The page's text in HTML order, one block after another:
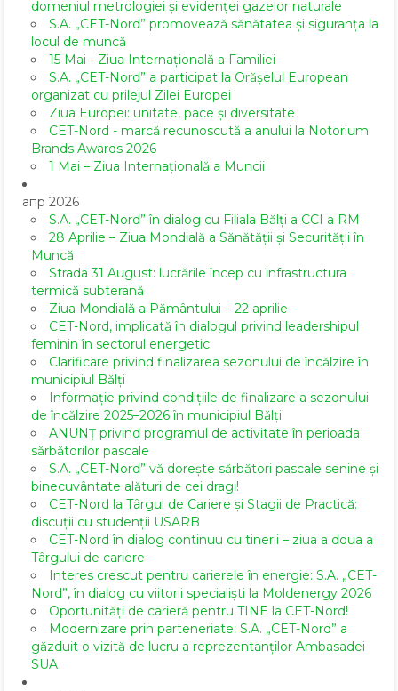
domeniul metrologiei și evidenței gazelor naturale
S.A. „CET-Nord” promovează sănătatea și siguranța la
locul de muncă
15 Mai - Ziua Internațională a Familiei
S.A. „CET-Nord” a participat la Orășelul European
organizat cu prilejul Zilei Europei
Ziua Europei: unitate, pace și diversitate
CET-Nord - marcă recunoscută a anului la Notorium
Brands Awards 2026
1 Mai – Ziua Internațională a Muncii
апр 2026
S.A. „CET-Nord” în dialog cu Filiala Bălți a CCI a RM
28 Aprilie – Ziua Mondială a Sănătății și Securității în
Muncă
Strada 31 August: lucrările încep cu infrastructura
termică subterană
Ziua Mondială a Pământului – 22 aprilie
CET-Nord, implicată în dialogul privind leadershipul
feminin în sectorul energetic.
Clarificare privind finalizarea sezonului de încălzire în
municipiul Bălți
Informație privind condițiile de finalizare a sezonului
de încălzire 2025–2026 în municipiul Bălți
ANUNȚ privind programul de activitate în perioada
sărbătorilor pascale
S.A. „CET-Nord” vă dorește sărbători pascale senine și
binecuvântate alături de cei dragi!
CET-Nord la Târgul de Cariere și Stagii de Practică:
discuții cu studenții USARB
CET-Nord în dialog continuu cu tinerii – ziua a doua a
Târgului de cariere
Interes crescut pentru carierele în energie: S.A. „CET-
Nord”, în dialog cu viitorii specialiști la Moldenergy 2026
Oportunități de carieră pentru TINE la CET-Nord!
Modernizare prin parteneriate: S.A. „CET-Nord” a
găzduit o vizită de lucru a reprezentanților Ambasadei
SUA